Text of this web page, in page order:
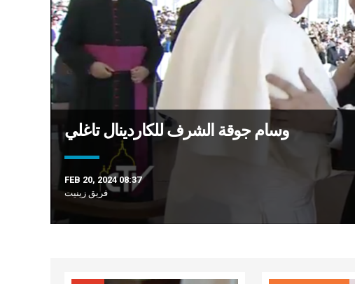
وسام جوقة الشرف للكاردينال تاغلي
FEB 20, 2024 08:37
فريق زينيت